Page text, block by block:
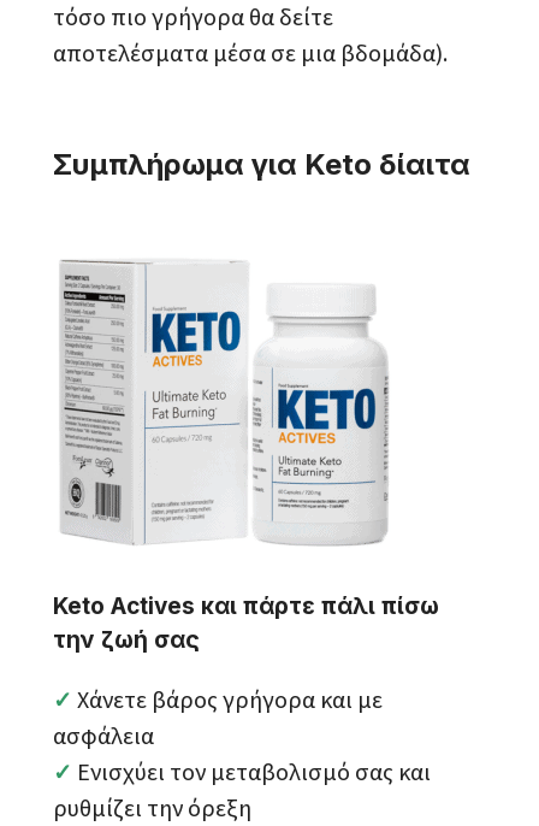
τόσο πιο γρήγορα θα δείτε
αποτελέσματα μέσα σε μια βδομάδα).
Συμπλήρωμα για Keto δίαιτα
Keto Actives και πάρτε πάλι πίσω
την ζωή σας
✓ Χάνετε βάρος γρήγορα και με
ασφάλεια
✓ Ενισχύει τον μεταβολισμό σας και
ρυθμίζει την όρεξη